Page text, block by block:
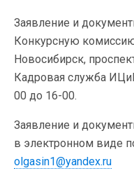
Заявление и
Конкурсную
Новосибирск,
Кадровая служба
00 до 16-00.
Заявление и
в электронном виде
olgasin1@yandex.ru